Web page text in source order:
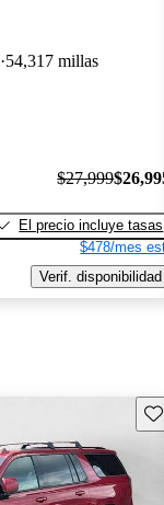
54,317 millas
$27,999
El precio incluye tasas
$478/mes
Verif. disponibilidad